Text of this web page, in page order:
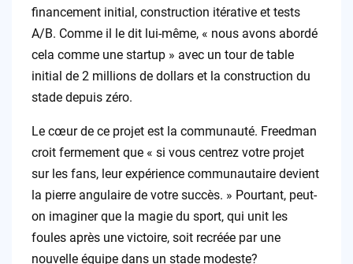
financement initial, construction itérative et tests
A/B. Comme il le dit lui-même, « nous avons abordé
cela comme une startup » avec un tour de table
initial de 2 millions de dollars et la construction du
stade depuis zéro.
Le cœur de ce projet est la communauté. Freedman
croit fermement que « si vous centrez votre projet
sur les fans, leur expérience communautaire devient
la pierre angulaire de votre succès. » Pourtant, peut-
on imaginer que la magie du sport, qui unit les
foules après une victoire, soit recréée par une
nouvelle équipe dans un stade modeste?